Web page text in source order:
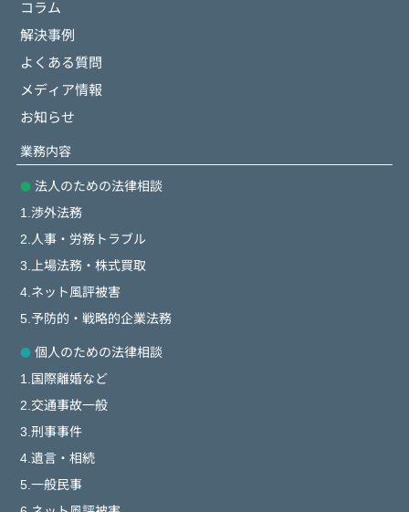
コラム
解決事例
よくある質問
メディア情報
お知らせ
業務内容
法人のための法律相談
1.渉外法務
2.人事・労務トラブル
3.上場法務・株式買取
4.ネット風評被害
5.予防的・戦略的企業法務
個人のための法律相談
1.国際離婚など
2.交通事故一般
3.刑事事件
4.遺言・相続
5.一般民事